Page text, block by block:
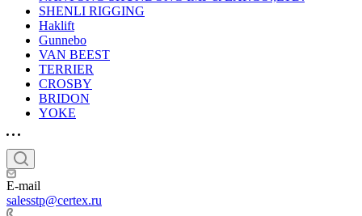
SHENLI RIGGING
Haklift
Gunnebo
VAN BEEST
TERRIER
CROSBY
BRIDON
YOKE
E-mail
salesstp@certex.ru